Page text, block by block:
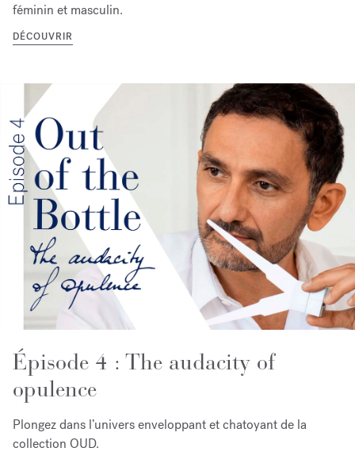
féminin et masculin.
DÉCOUVRIR
Épisode 4 : The audacity of
opulence
Plongez dans l’univers enveloppant et chatoyant de la
collection OUD.